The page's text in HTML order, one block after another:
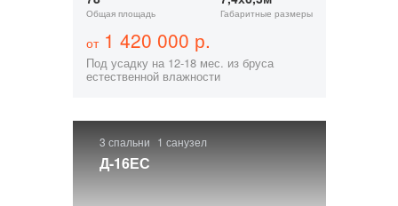
Общая площадь Габаритные размеры
от1 420 000 р.
Под усадку на 12-18 мес. из бруса
естественной влажности
3 спальни 1 санузел
Д-16ЕС